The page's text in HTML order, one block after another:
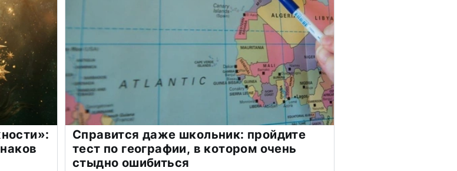
Справится даже школьник: пройдите
тест по географии, в котором очень
стыдно ошибиться